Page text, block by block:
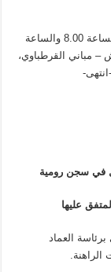
اعتباراً من 10 / 6 /2015 ولغاية 30 / 6 /2015 ما بين الساعة 8.00 والساعة
– مباني القرطباوي،
انتهى-
في سجن رومية
عليها
العماد